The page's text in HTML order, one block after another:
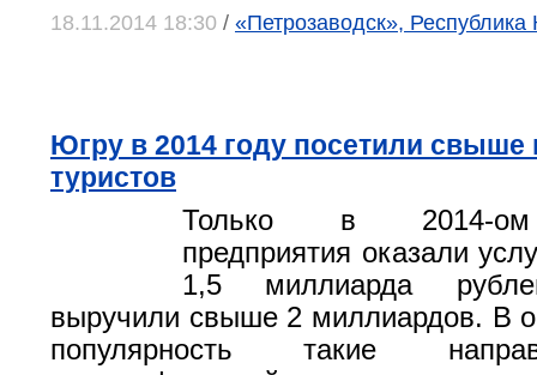
18.11.2014 18:30 / «Петрозаводск», Республика
Югру в 2014 году посетили
туристов
Только в 2014-ом
предприятия оказали
1,5 миллиарда
выручили свыше 2 миллиардов. В
популярность такие